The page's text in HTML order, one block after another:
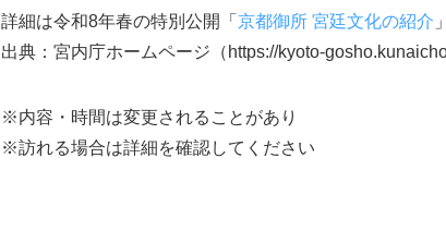
詳細は令和8年春の特別公開「 京都御所 宮廷文化の紹介
出典：宮内庁ホームページ（https://kyoto-
※内容・時間は変更されることがあり
※訪れる場合は詳細を確認してください